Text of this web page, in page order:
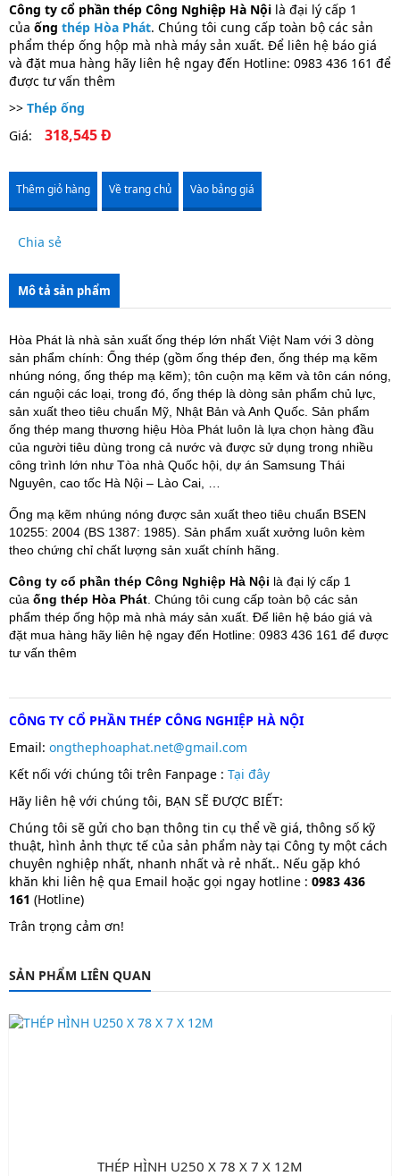
Công ty cổ phần thép Công Nghiệp Hà Nội là đại lý cấp 1
của ống thép Hòa Phát. Chúng tôi cung cấp toàn bộ các sản
phẩm thép ống hộp mà nhà máy sản xuất. Để liên hệ báo giá
và đặt mua hàng hãy liên hệ ngay đến Hotline: 0983 436 161 để
được tư vấn thêm
>> Thép ống
Giá:
318,545 Đ
Thêm giỏ hàng Về trang chủ Vào bảng giá
Chia sẻ
Mô tả sản phẩm
Hòa Phát là nhà sản xuất ống thép lớn nhất Việt Nam với 3 dòng
sản phẩm chính: Ống thép (gồm ống thép đen, ống thép mạ kẽm
nhúng nóng, ống thép mạ kẽm); tôn cuộn mạ kẽm và tôn cán nóng,
cán nguội các loại, trong đó, ống thép là dòng sản phẩm chủ lực,
sản xuất theo tiêu chuẩn Mỹ, Nhật Bản và Anh Quốc. Sản phẩm
ống thép mang thương hiệu Hòa Phát luôn là lựa chọn hàng đầu
của người tiêu dùng trong cả nước và được sử dụng trong nhiều
công trình lớn như Tòa nhà Quốc hội, dự án Samsung Thái
Nguyên, cao tốc Hà Nội – Lào Cai, …
Ống mạ kẽm nhúng nóng được sản xuất theo tiêu chuẩn BSEN
10255: 2004 (BS 1387: 1985). Sản phẩm xuất xưởng luôn kèm
theo chứng chỉ chất lượng sản xuất chính hãng.
Công ty cổ phần thép Công Nghiệp Hà Nội là đại lý cấp 1
của ống thép Hòa Phát . Chúng tôi cung cấp toàn bộ các sản
phẩm thép ống hộp mà nhà máy sản xuất. Để liên hệ báo giá và
đặt mua hàng hãy liên hệ ngay đến Hotline: 0983 436 161 để được
tư vấn thêm
CÔNG TY CỔ PHẦN THÉP CÔNG NGHIỆP HÀ NỘI
Email: ongthephoaphat.net@gmail.com
Kết nối với chúng tôi trên Fanpage : Tại đây
Hãy liên hệ với chúng tôi, BẠN SẼ ĐƯỢC BIẾT:
Chúng tôi sẽ gửi cho bạn thông tin cụ thể về giá, thông số kỹ
thuật, hình ảnh thực tế của sản phẩm này tại Công ty một cách
chuyên nghiệp nhất, nhanh nhất và rẻ nhất.. Nếu gặp khó
khăn khi liên hệ qua Email hoặc gọi ngay hotline : 0983 436
161 (Hotline)
Trân trọng cảm ơn!
SẢN PHẨM LIÊN QUAN
THÉP HÌNH U250 X 78 X 7 X 12M